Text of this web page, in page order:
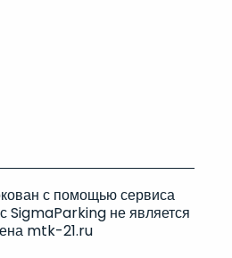
с помощью сервиса
SigmaParking не является
mtk-21.ru